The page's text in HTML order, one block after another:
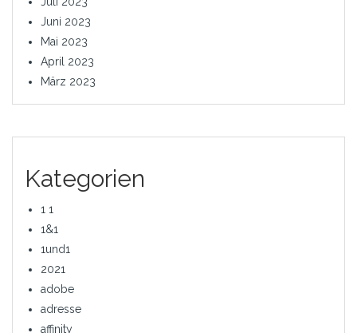
Juni 2023
Mai 2023
April 2023
März 2023
Kategorien
1 1
1&1
1und1
2021
adobe
adresse
affinity